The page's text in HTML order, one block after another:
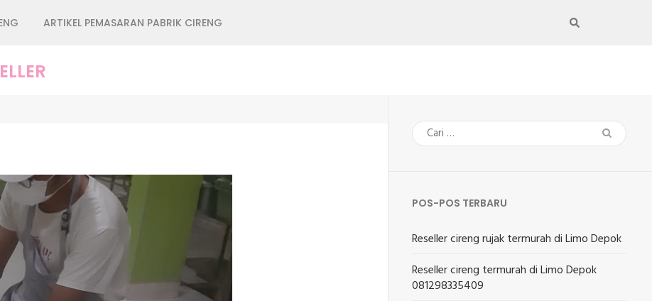
ARTIKEL PEMASARAN PABRIK CIRENG
Cari
untuk:
POS-POS TERBARU
Reseller cireng rujak termurah di Limo Depok
Reseller cireng termurah di Limo Depok
081298335409